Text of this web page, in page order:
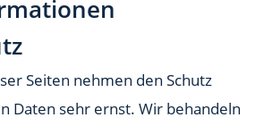
Seiten nehmen den Schutz
Daten sehr ernst. Wir behandeln